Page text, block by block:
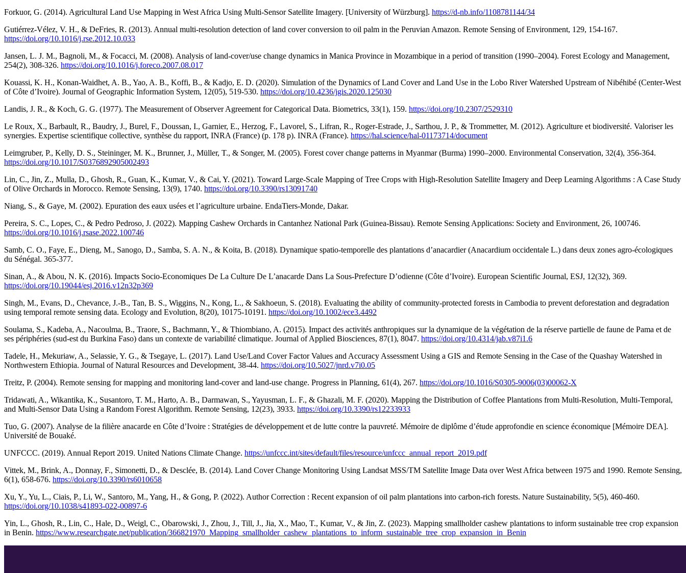
Forkuor, G. (2014). Agricultural Land Use Mapping in West Africa Using Multi-Sensor Satellite Imagery. [University of Würzburg]. https://d-nb.info/1108781144/34
Gutiérrez-Vélez, V. H., & DeFries, R. (2013). Annual multi-resolution detection of land cover conversion to oil palm in the Peruvian Amazon. Remote Sensing of Environment, 129, 154‑167.
https://doi.org/10.1016/j.rse.2012.10.033
Jansen, L. J. M., Bagnoli, M., & Focacci, M. (2008). Analysis of land-cover/use change dynamics in Manica Province in Mozambique in a period of transition (1990–2004). Forest Ecology and Management,
254(2), 308‑326. https://doi.org/10.1016/j.foreco.2007.08.017
Kouassi, K. H., Konan-Waidhet, A. B., Yao, A. B., Koffi, B., & Kadjo, E. D. (2020). Simulation of the Dynamics of Land Cover and Land Use in the Lobo River Watershed Upstream of Nibéhibé (Center-West
of Côte d’Ivoire). Journal of Geographic Information System, 12(05), 519‑530. https://doi.org/10.4236/jgis.2020.125030
Landis, J. R., & Koch, G. G. (1977). The Measurement of Observer Agreement for Categorical Data. Biometrics, 33(1), 159. https://doi.org/10.2307/2529310
Le Roux, X., Barbault, R., Baudry, J., Burel, F., Doussan, I., Garnier, E., Herzog, F., Lavorel, S., Lifran, R., Roger-Estrade, J., Sarthou, J. P., & Trommetter, M. (2012). Agriculture et biodiversité. Valoriser les
synergies. Expertise scientifique collective, synthèse du rapport, INRA (France) (p. 178 p). INRA (France). https://hal.science/hal-01173714/document
Leimgruber, P., Kelly, D. S., Steininger, M. K., Brunner, J., Müller, T., & Songer, M. (2005). Forest cover change patterns in Myanmar (Burma) 1990–2000. Environmental Conservation, 32(4), 356‑364.
https://doi.org/10.1017/S0376892905002493
Lin, C., Jin, Z., Mulla, D., Ghosh, R., Guan, K., Kumar, V., & Cai, Y. (2021). Toward Large-Scale Mapping of Tree Crops with High-Resolution Satellite Imagery and Deep Learning Algorithms : A Case Study
of Olive Orchards in Morocco. Remote Sensing, 13(9), 1740. https://doi.org/10.3390/rs13091740
Niang, S., & Gaye, M. (2002). Epuration des eaux usées et l’agriculture urbaine. EndaTiers-Monde, Dakar.
Pereira, S. C., Lopes, C., & Pedro Pedroso, J. (2022). Mapping Cashew Orchards in Cantanhez National Park (Guinea-Bissau). Remote Sensing Applications: Society and Environment, 26, 100746.
https://doi.org/10.1016/j.rsase.2022.100746
Samb, C. O., Faye, E., Dieng, M., Sanogo, D., Samba, S. A. N., & Koita, B. (2018). Dynamique spatio-temporelle des plantations d’anacardier (Anacardium occidentale L.) dans deux zones agro-écologiques
du Sénégal. 365‑377.
Sinan, A., & Abou, N. K. (2016). Impacts Socio-Economiques De La Culture De L’anacarde Dans La Sous-Prefecture D’odienne (Côte d’Ivoire). European Scientific Journal, ESJ, 12(32), 369.
https://doi.org/10.19044/esj.2016.v12n32p369
Singh, M., Evans, D., Chevance, J.-B., Tan, B. S., Wiggins, N., Kong, L., & Sakhoeun, S. (2018). Evaluating the ability of community-protected forests in Cambodia to prevent deforestation and degradation
using temporal remote sensing data. Ecology and Evolution, 8(20), 10175‑10191. https://doi.org/10.1002/ece3.4492
Soulama, S., Kadeba, A., Nacoulma, B., Traore, S., Bachmann, Y., & Thiombiano, A. (2015). Impact des activités anthropiques sur la dynamique de la végétation de la réserve partielle de faune de Pama et de
ses périphéries (sud-est du Burkina Faso) dans un contexte de variabilité climatique. Journal of Applied Biosciences, 87(1), 8047. https://doi.org/10.4314/jab.v87i1.6
Tadele, H., Mekuriaw, A., Selassie, Y. G., & Tsegaye, L. (2017). Land Use/Land Cover Factor Values and Accuracy Assessment Using a GIS and Remote Sensing in the Case of the Quashay Watershed in
Northwestern Ethiopia. Journal of Natural Resources and Development, 38‑44. https://doi.org/10.5027/jnrd.v7i0.05
Treitz, P. (2004). Remote sensing for mapping and monitoring land-cover and land-use change. Progress in Planning, 61(4), 267. https://doi.org/10.1016/S0305-9006(03)00062-X
Tridawati, A., Wikantika, K., Susantoro, T. M., Harto, A. B., Darmawan, S., Yayusman, L. F., & Ghazali, M. F. (2020). Mapping the Distribution of Coffee Plantations from Multi-Resolution, Multi-Temporal,
and Multi-Sensor Data Using a Random Forest Algorithm. Remote Sensing, 12(23), 3933. https://doi.org/10.3390/rs12233933
Tuo, G. (2007). Analyse de la filière anacarde en Côte d’Ivoire : Stratégies de développement et de lutte contre la pauvreté. Mémoire de diplôme d’étude approfondie en science économique [Mémoire DEA].
Université de Bouaké.
UNFCCC. (2019). Annual Report 2019. United Nations Climate Change. https://unfccc.int/sites/default/files/resource/unfccc_annual_report_2019.pdf
Vittek, M., Brink, A., Donnay, F., Simonetti, D., & Desclée, B. (2014). Land Cover Change Monitoring Using Landsat MSS/TM Satellite Image Data over West Africa between 1975 and 1990. Remote Sensing,
6(1), 658‑676. https://doi.org/10.3390/rs6010658
Xu, Y., Yu, L., Ciais, P., Li, W., Santoro, M., Yang, H., & Gong, P. (2022). Author Correction : Recent expansion of oil palm plantations into carbon-rich forests. Nature Sustainability, 5(5), 460‑460.
https://doi.org/10.1038/s41893-022-00897-6
Yin, L., Ghosh, R., Lin, C., Hale, D., Weigl, C., Obarowski, J., Zhou, J., Till, J., Jia, X., Mao, T., Kumar, V., & Jin, Z. (2023). Mapping smallholder cashew plantations to inform sustainable tree crop expansion
in Benin. https://www.researchgate.net/publication/366821970_Mapping_smallholder_cashew_plantations_to_inform_sustainable_tree_crop_expansion_in_Benin